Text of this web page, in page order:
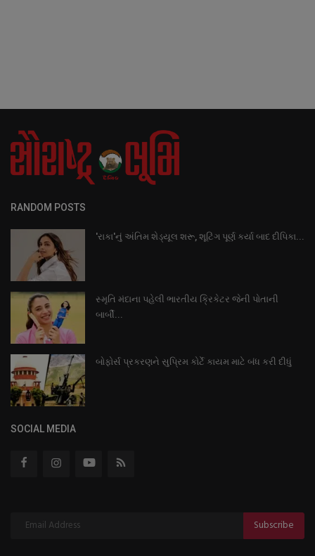
RANDOM POSTS
'રાકા'નું અંતિમ શેડ્યૂલ શરૂ, શૂટિંગ પૂર્ણ કર્યા બાદ દીપિકા...
સ્મૃતિ મંદાના પહેલી ભારતીય ક્રિકેટર જેની પોતાની
બાર્બી...
બોફોર્સ પ્રકરણને સુપ્રિમ કોર્ટે કાયમ માટે બંધ કરી દીધું
SOCIAL MEDIA
Subscribe